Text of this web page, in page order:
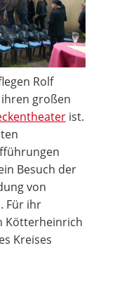
Rolf
großen
ist.
Besuch der
von
Für ihr
Kötterheinrich
Kreises